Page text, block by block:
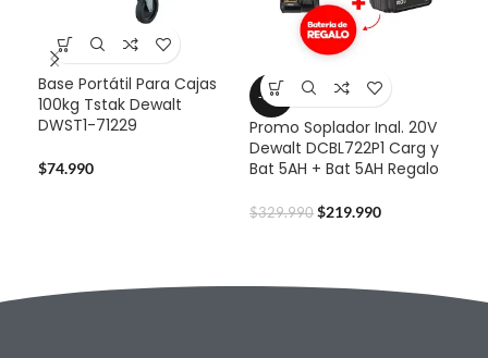
Base Portátil Para Cajas
100kg Tstak Dewalt
DWST1-71229
$74.990
-33%
Promo Soplador Inal. 20V
Dewalt DCBL722P1 Carg y
Bat 5AH + Bat 5AH Regalo
$329.990 $219.990